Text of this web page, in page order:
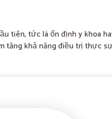
tiên, tức là ổn định y khoa
tăng khả năng điều trị thực